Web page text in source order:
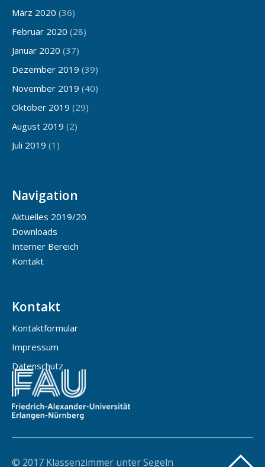
März 2020 (36)
Februar 2020 (28)
Januar 2020 (37)
Dezember 2019 (39)
November 2019 (40)
Oktober 2019 (29)
August 2019 (2)
Juli 2019 (1)
Navigation
Aktuelles 2019/20
Downloads
Interner Bereich
Kontakt
Kontakt
Kontaktformular
Impressum
Datenschutz
© 2017 Klassenzimmer unter Segeln